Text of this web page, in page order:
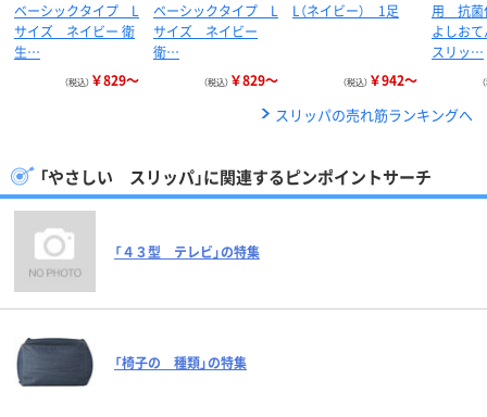
ベーシックタイプ L
サイズ ネイビー 衛
生…
（税込） ￥829～
ベーシックタイプ L
サイズ ネイビー
衛…
（税込） ￥829～
L（ネイビー） 1足
（税込） ￥942～
用 抗菌
よしお
スリッ…
スリッパの売れ筋ランキングへ
「やさしい スリッパ」に関連するピンポイントサーチ
「４３型 テレビ」の特集
「椅子の 種類」の特集